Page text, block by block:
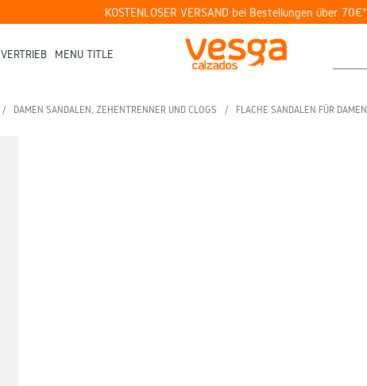
KOSTENLOSER VERSAND bei Bestellungen über 70€*
VERTRIEB MENU TITLE
DAMEN SANDALEN, ZEHENTRENNER UND CLOGS FLACHE SANDALEN FÜR DAMEN